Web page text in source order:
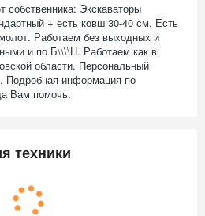
собственника: Экскаваторы
+ есть ковш 30-40 см. Есть
Работаем без выходных и
и по Б\\\\Н. Работаем как в
области. Персональный
Подробная информация по
Вам помочь.
техники